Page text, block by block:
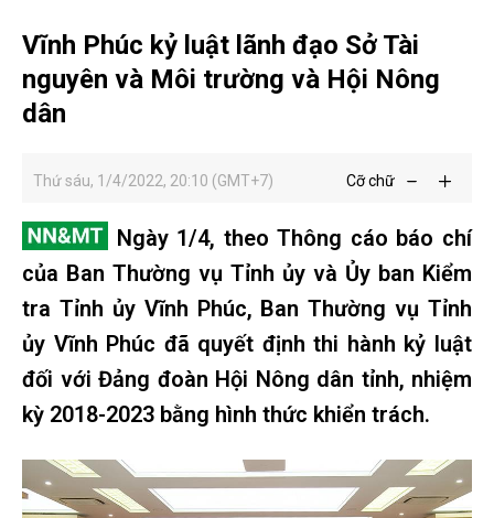
Vĩnh Phúc kỷ luật lãnh đạo Sở Tài
nguyên và Môi trường và Hội Nông
dân
Thứ sáu, 1/4/2022, 20:10 (GMT+7) Cỡ chữ
Ngày 1/4, theo Thông cáo báo chí
của Ban Thường vụ Tỉnh ủy và Ủy ban Kiểm
tra Tỉnh ủy Vĩnh Phúc, Ban Thường vụ Tỉnh
ủy Vĩnh Phúc đã quyết định thi hành kỷ luật
đối với Đảng đoàn Hội Nông dân tỉnh, nhiệm
kỳ 2018-2023 bằng hình thức khiển trách.